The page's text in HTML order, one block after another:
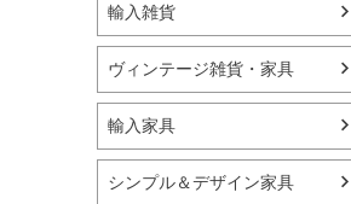
輸入雑貨
ヴィンテージ雑貨・家具
輸入家具
シンプル＆デザイン家具